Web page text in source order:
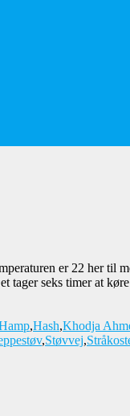
er 22 her til
tager seks timer at
,Hash,Khodja
,Støvvej,